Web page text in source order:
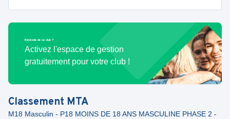
Bénévole de ce club ?
Activez l'espace de gestion
gratuitement pour votre club !
Classement MTA
M18 Masculin - P18 MOINS DE 18 ANS MASCULINE PHASE 2 -